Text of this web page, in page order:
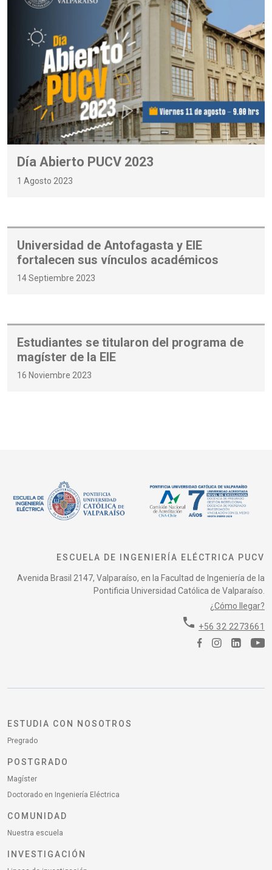
Día Abierto PUCV 2023
1 Agosto 2023
Universidad de Antofagasta y EIE
fortalecen sus vínculos académicos
14 Septiembre 2023
Estudiantes se titularon del programa de
magíster de la EIE
16 Noviembre 2023
ESCUELA DE INGENIERÍA ELÉCTRICA PUCV
Avenida Brasil 2147, Valparaíso, en la Facultad de Ingeniería de la
Pontificia Universidad Católica de Valparaíso.
¿Cómo llegar?
phone +56 32 2273661
ESTUDIA CON NOSOTROS
Pregrado
POSTGRADO
Magíster
Doctorado en Ingeniería Eléctrica
COMUNIDAD
Nuestra escuela
INVESTIGACIÓN